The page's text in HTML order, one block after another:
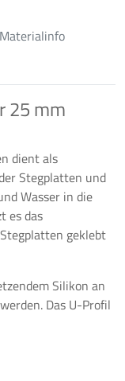
Materialinfo
25 mm
dient als
Stegplatten und
Wasser in die
es das
geklebt
Silikon an
Das U-Profil